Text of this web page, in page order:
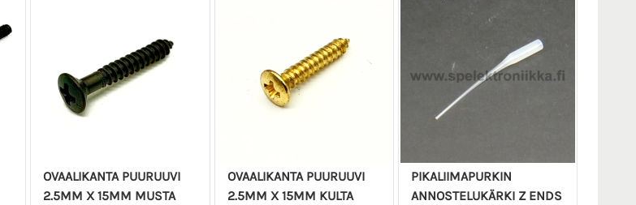
OVAALIKANTA PUURUUVI
2.5MM X 15MM MUSTA
OVAALIKANTA PUURUUVI
2.5MM X 15MM KULTA
PIKALIIMAPURKIN
ANNOSTELUKÄRKI Z ENDS